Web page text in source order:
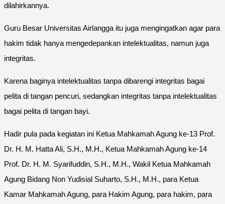
dilahirkannya.
Guru Besar Universitas Airlangga itu juga mengingatkan agar para
hakim tidak hanya mengedepankan intelektualitas, namun juga
integritas.
Karena baginya intelektualitas tanpa dibarengi integritas bagai
pelita di tangan pencuri, sedangkan integritas tanpa intelektualitas
bagai pelita di tangan bayi.
Hadir pula pada kegiatan ini Ketua Mahkamah Agung ke-13 Prof.
Dr. H. M. Hatta Ali, S.H., M.H., Ketua Mahkamah Agung ke-14
Prof. Dr. H. M. Syarifuddin, S.H., M.H., Wakil Ketua Mahkamah
Agung Bidang Non Yudisial Suharto, S.H., M.H., para Ketua
Kamar Mahkamah Agung, para Hakim Agung, para hakim, para